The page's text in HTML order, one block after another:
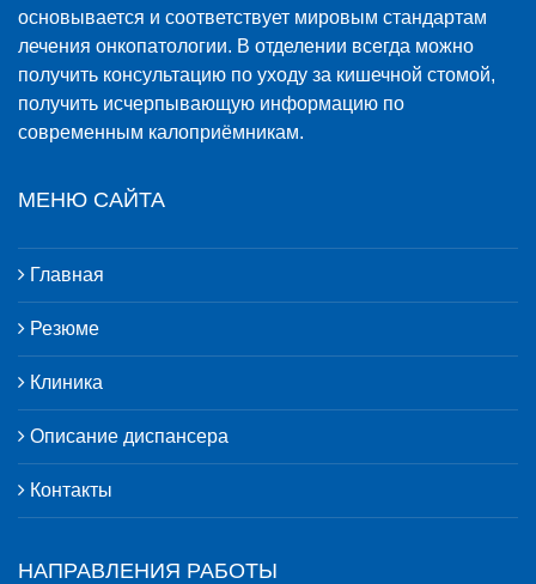
основывается и соответствует мировым стандартам
лечения онкопатологии. В отделении всегда можно
получить консультацию по уходу за кишечной стомой,
получить исчерпывающую информацию по
современным калоприёмникам.
МЕНЮ САЙТА
Главная
Резюме
Клиника
Описание диспансера
Контакты
НАПРАВЛЕНИЯ РАБОТЫ